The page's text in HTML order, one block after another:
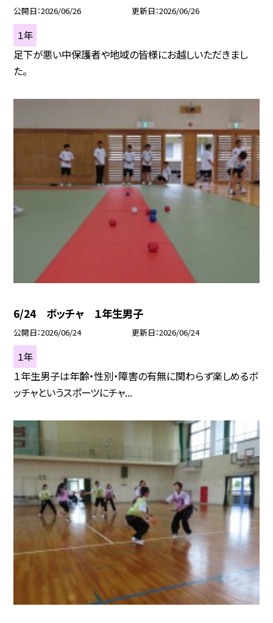
公開日 2026/06/26 更新日 2026/06/26
１年
足下が悪い中保護者や地域の皆様にお越しいただきまし
た。
6/24 ボッチャ １年生男子
公開日 2026/06/24 更新日 2026/06/24
１年
１年生男子は年齢・性別・障害の有無に関わらず楽しめるボ
ッチャというスポーツにチャ...